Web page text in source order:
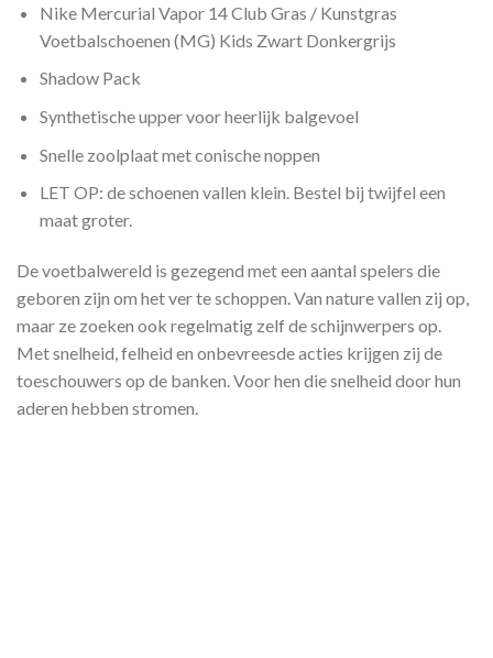
Nike Mercurial Vapor 14 Club Gras / Kunstgras
Voetbalschoenen (MG) Kids Zwart Donkergrijs
Shadow Pack
Synthetische upper voor heerlijk balgevoel
Snelle zoolplaat met conische noppen
LET OP: de schoenen vallen klein. Bestel bij twijfel een
maat groter.
De voetbalwereld is gezegend met een aantal spelers die
geboren zijn om het ver te schoppen. Van nature vallen zij op,
maar ze zoeken ook regelmatig zelf de schijnwerpers op.
Met snelheid, felheid en onbevreesde acties krijgen zij de
toeschouwers op de banken. Voor hen die snelheid door hun
aderen hebben stromen.